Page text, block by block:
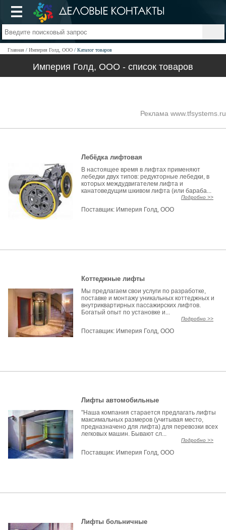
Главная Империя Голд, ООО Каталог товаров
Империя Голд, ООО - список товаров
Реклама www.tfsystems.ru
Лебёдка лифтовая
В настоящее время в лифтах применяют
лебедки двух типов: редукторные лебедки, в
которых междудвигателем лифта и
канатоведущим шкивом лифта (или бараба...
Подробно >>
Поставщик: Империя Голд, ООО
Коттеджные лифты
Мы предлагаем свои услуги по разработке,
поставке и монтажу уникальных коттеджных и
внутриквартирных пассажирских лифтов.
Богатый опыт по установке и...
Подробно >>
Поставщик: Империя Голд, ООО
Лифты автомобильные
"Наша компания старается предлагать лифты
максимальных размеров (учитывая место,
предназначено для лифта) для перевозки всех
легковых машин. Бывают сл...
Подробно >>
Поставщик: Империя Голд, ООО
Лифты больничные